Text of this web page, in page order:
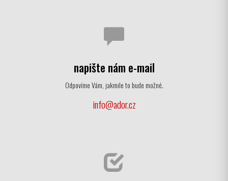
napište nám e-mail
Odpovíme Vám, jakmile to bude možné.
info@ador.cz